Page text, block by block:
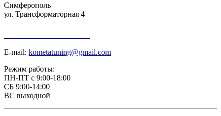
Симферополь
ул. Трансформаторная 4
E-mail: kometatuning@gmail.com
Режим работы:
ПН-ПТ с 9:00-18:00
СБ 9:00-14:00
ВС выходной